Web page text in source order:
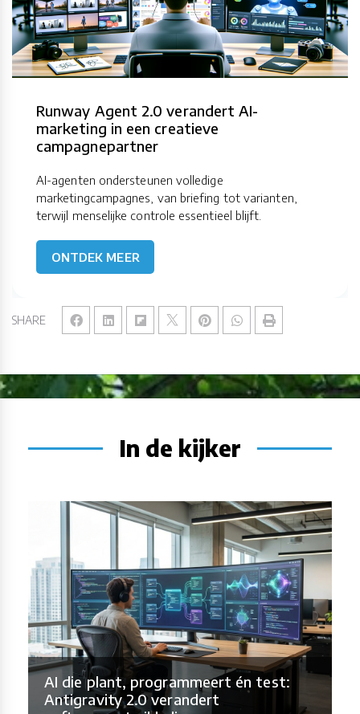
SHARE
Runway Agent 2.0 verandert AI-
marketing in een creatieve
campagnepartner
AI-agenten ondersteunen volledige
marketingcampagnes, van briefing tot varianten,
terwijl menselijke controle essentieel blijft.
ONTDEK MEER
In de kijker
AI die plant, programmeert én test:
Antigravity 2.0 verandert